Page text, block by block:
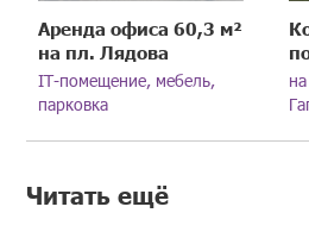
Аренда офиса 60,3 м²
на пл. Лядова
IT-помещение, мебель,
парковка
Читать ещё